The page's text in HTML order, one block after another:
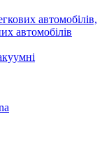
автомобілів,
автомобілів